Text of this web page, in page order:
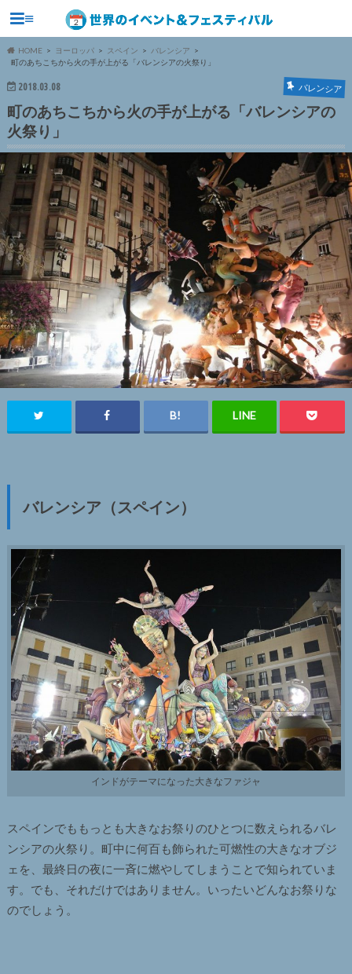
≡
HOME ヨーロッパ スペイン
バレンシア
町のあちこちから火の手が上がる「バレンシアの火祭り」
2018.03.08 バレンシア
町のあちこちから火の手が上がる「バレンシアの
火祭り」
バレンシア（スペイン）
インドがテーマになった大きなファジャ
スペインでももっとも大きなお祭りのひとつに数えられるバレ
ンシアの火祭り。町中に何百も飾られた可燃性の大きなオブジ
ェを、最終日の夜に一斉に燃やしてしまうことで知られていま
す。でも、それだけではありません。いったいどんなお祭りな
のでしょう。